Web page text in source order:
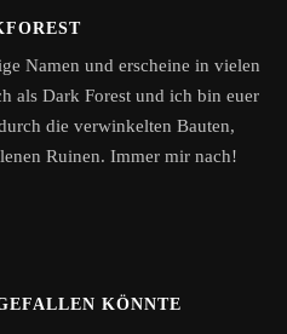
Namen und erscheine in vielen
als Dark Forest und ich bin euer
die verwinkelten Bauten,
Ruinen. Immer mir nach!
KÖNNTE